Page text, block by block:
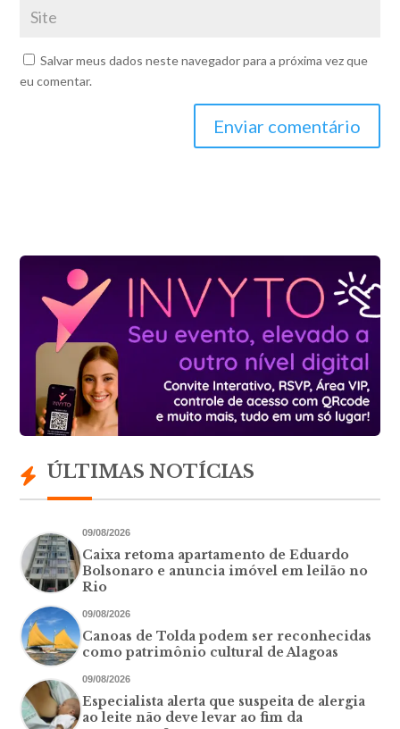
Salvar meus dados neste navegador para a próxima vez que
eu comentar.
Enviar comentário
ÚLTIMAS NOTÍCIAS
09/08/2026
Caixa retoma apartamento de Eduardo
Bolsonaro e anuncia imóvel em leilão no
Rio
09/08/2026
Canoas de Tolda podem ser reconhecidas
como patrimônio cultural de Alagoas
09/08/2026
Especialista alerta que suspeita de alergia
ao leite não deve levar ao fim da